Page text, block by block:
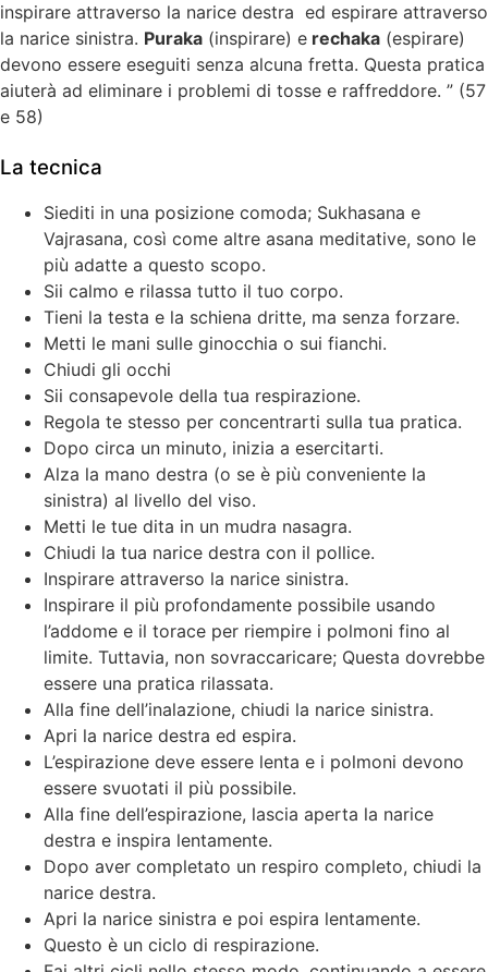
inspirare attraverso la narice destra ed espirare attraverso
la narice sinistra. Puraka (inspirare) e rechaka (espirare)
devono essere eseguiti senza alcuna fretta. Questa pratica
aiuterà ad eliminare i problemi di tosse e raffreddore. ” (57
e 58)
La tecnica
Siediti in una posizione comoda; Sukhasana e
Vajrasana, così come altre asana meditative, sono le
più adatte a questo scopo.
Sii calmo e rilassa tutto il tuo corpo.
Tieni la testa e la schiena dritte, ma senza forzare.
Metti le mani sulle ginocchia o sui fianchi.
Chiudi gli occhi
Sii consapevole della tua respirazione.
Regola te stesso per concentrarti sulla tua pratica.
Dopo circa un minuto, inizia a esercitarti.
Alza la mano destra (o se è più conveniente la
sinistra) al livello del viso.
Metti le tue dita in un mudra nasagra.
Chiudi la tua narice destra con il pollice.
Inspirare attraverso la narice sinistra.
Inspirare il più profondamente possibile usando
l’addome e il torace per riempire i polmoni fino al
limite. Tuttavia, non sovraccaricare; Questa dovrebbe
essere una pratica rilassata.
Alla fine dell’inalazione, chiudi la narice sinistra.
Apri la narice destra ed espira.
L’espirazione deve essere lenta e i polmoni devono
essere svuotati il ​​più possibile.
Alla fine dell’espirazione, lascia aperta la narice
destra e inspira lentamente.
Dopo aver completato un respiro completo, chiudi la
narice destra.
Apri la narice sinistra e poi espira lentamente.
Questo è un ciclo di respirazione.